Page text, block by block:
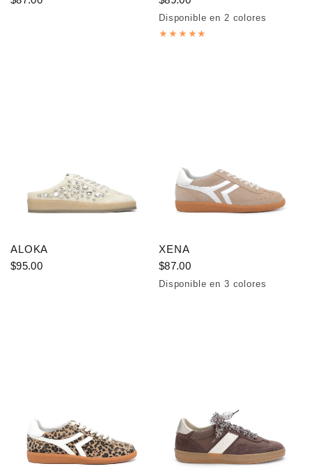
BeigeWhite
Disponible en 2 colores
ALOKA
$95.00
XENA
$87.00
Beige
PinkGreen
Disponible en 3 colores